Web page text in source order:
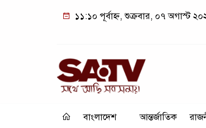
১১:১০ পূর্বাহ্ন, শুক্রবার, ০৭ অগাস্ট
বাংলাদেশ আন্তর্জাতিক